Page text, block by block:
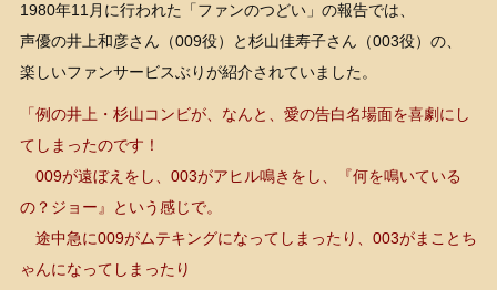
1980年11月に行われた「ファンのつどい」の報告では、
声優の井上和彦さん（009役）と杉山佳寿子さん（003役）の、
楽しいファンサービスぶりが紹介されていました。
「例の井上・杉山コンビが、なんと、愛の告白名場面を喜劇にし
てしまったのです！
009が遠ぼえをし、003がアヒル鳴きをし、『何を鳴いている
の？ジョー』という感じで。
途中急に009がムテキングになってしまったり、003がまことち
ゃんになってしまったり